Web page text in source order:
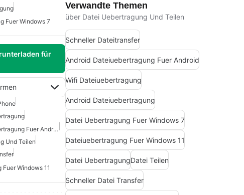
Fuer Windows 7
für
Android Dateiuebertragung Fuer Android
Und Teilen
Windows 11
Verwandte Themen
über Datei Uebertragung Und Teilen
Schneller Dateitransfer
Android Dateiuebertragung Fuer Android
Wifi Dateiuebertragung
Android Dateiuebertragung
Datei Uebertragung Fuer Windows 7
Dateiuebertragung Fuer Windows 11
Datei UebertragungDatei Teilen
Schneller Datei Transfer